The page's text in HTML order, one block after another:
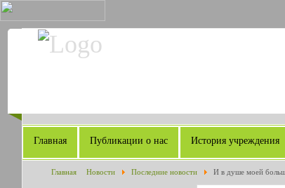
Главная Публикации о нас История учреждения
Главная Новости Последние новости И в душе моей